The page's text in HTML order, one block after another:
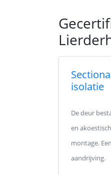
isolatie
De deur
en
montage.
aandrijving.